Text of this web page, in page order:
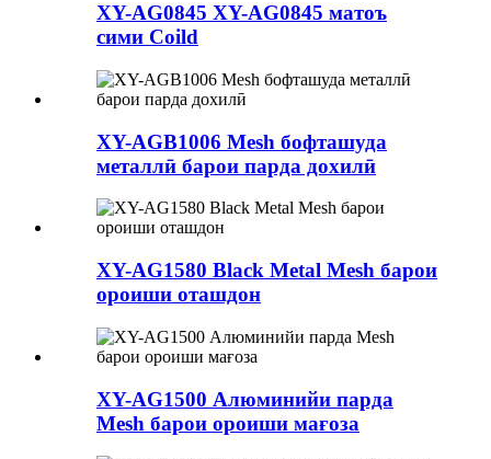
XY-AG0845 XY-AG0845 матоъ
сими Coild
XY-AGB1006 Mesh бофташуда
металлӣ барои парда дохилӣ
XY-AG1580 Black Metal Mesh барои
ороиши оташдон
XY-AG1500 Алюминийи парда
Mesh барои ороиши мағоза